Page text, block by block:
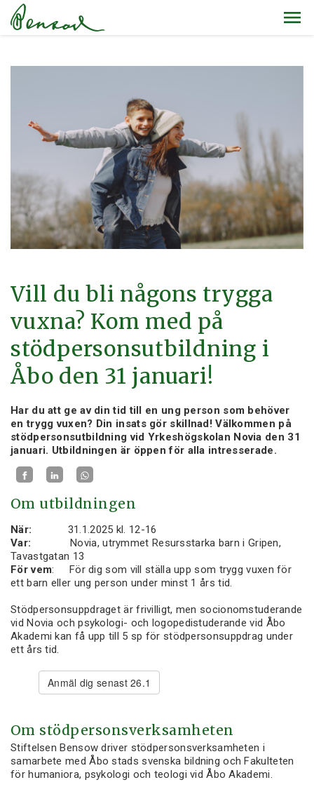
Vill du bli någons trygga
vuxna? Kom med på
stödpersonsutbildning i
Åbo den 31 januari!
Har du att ge av din tid till en ung person som behöver
en trygg vuxen? Din insats gör skillnad! Välkommen på
stödpersonsutbildning vid Yrkeshögskolan Novia den 31
januari. Utbildningen är öppen för alla intresserade.
Om utbildningen
När:
31.1.2025 kl. 12-16
Var: Novia, utrymmet Resursstarka barn i Gripen,
Tavastgatan 13
För vem: För dig som vill ställa upp som trygg vuxen för
ett barn eller ung person under minst 1 års tid.
Stödpersonsuppdraget är frivilligt, men socionomstuderande
vid Novia och psykologi- och logopedistuderande vid Åbo
Akademi kan få upp till 5 sp för stödpersonsuppdrag under
ett års tid.
Anmäl dig senast 26.1
Om stödpersonsverksamheten
Stiftelsen Bensow driver stödpersonsverksamheten i
samarbete med Åbo stads svenska bildning och Fakulteten
för humaniora, psykologi och teologi vid Åbo Akademi.